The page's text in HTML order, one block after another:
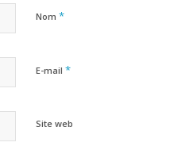
Nom *
E-mail *
Site web